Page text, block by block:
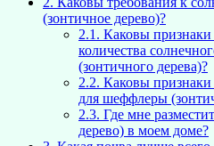
(зонтичное дерево)?
2.1. Каковы
количества
(зонтичного дерева)?
2.2. Каковы признаки
для шеффлеры
2.3. Где мне
дерево) в моем доме?